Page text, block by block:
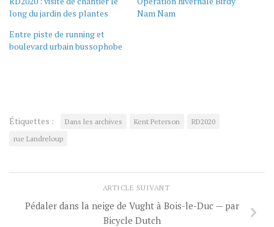
long du jardin des plantes
Nam Nam
Entre piste de running et
boulevard urbain bussophobe
Étiquettes : Dans les archives Kent Peterson
RD2020
rue Landreloup
ARTICLE SUIVANT
Pédaler dans la neige de Vught à Bois-le-Duc — par
Bicycle Dutch